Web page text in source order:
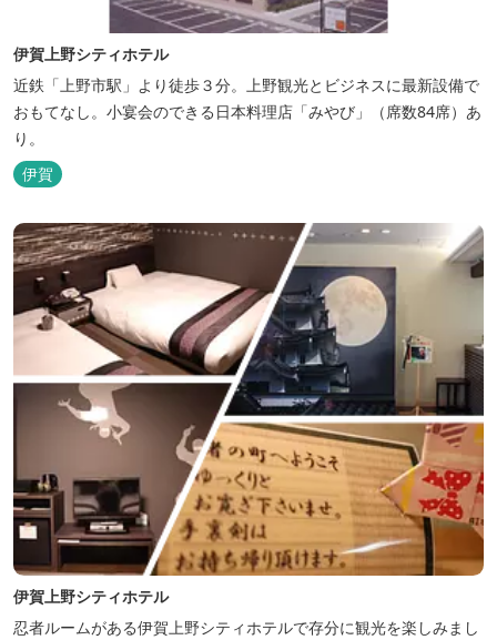
伊賀上野シティホテル
近鉄「上野市駅」より徒歩３分。上野観光とビジネスに最新設備で
おもてなし。小宴会のできる日本料理店「みやび」（席数84席）あ
り。
伊賀
伊賀上野シティホテル
忍者ルームがある伊賀上野シティホテルで存分に観光を楽しみまし